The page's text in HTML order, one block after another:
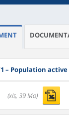
– Population active
(xls, 39 Mo)